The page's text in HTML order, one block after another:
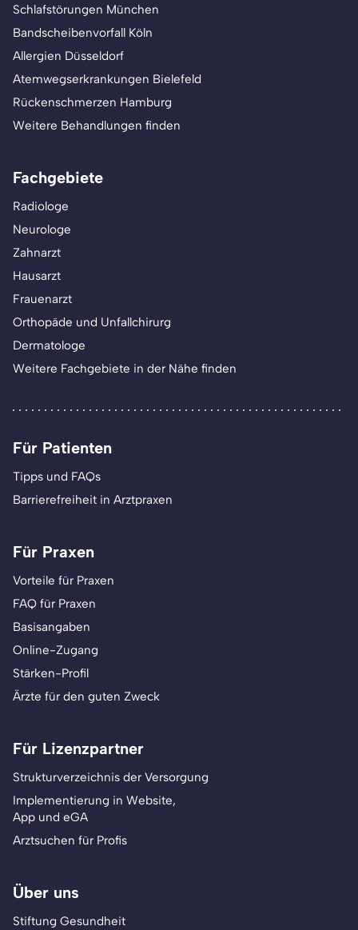
Schlafstörungen München
Bandscheibenvorfall Köln
Allergien Düsseldorf
Atemwegserkrankungen Bielefeld
Rückenschmerzen Hamburg
Weitere Behandlungen finden
Fachgebiete
Radiologe
Neurologe
Zahnarzt
Hausarzt
Frauenarzt
Orthopäde und Unfallchirurg
Dermatologe
Weitere Fachgebiete in der Nähe finden
Für Patienten
Tipps und FAQs
Barrierefreiheit in Arztpraxen
Für Praxen
Vorteile für Praxen
FAQ für Praxen
Basisangaben
Online-Zugang
Stärken-Profil
Ärzte für den guten Zweck
Für Lizenzpartner
Strukturverzeichnis der Versorgung
Implementierung in Website,
App und eGA
Arztsuchen für Profis
Über uns
Stiftung Gesundheit